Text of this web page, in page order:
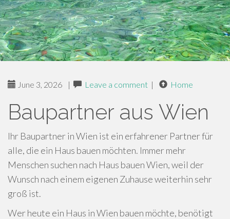
June 3, 2026 | Leave a comment | Home
Bau­partner aus Wien
Ihr Baupartner in Wien ist ein erfahrener Partner für
alle, die ein Haus bauen möchten. Immer mehr
Menschen suchen nach Haus bauen Wien, weil der
Wunsch nach einem eigenen Zuhause weiterhin sehr
groß ist.
Wer heute ein Haus in Wien bauen möchte, benötigt